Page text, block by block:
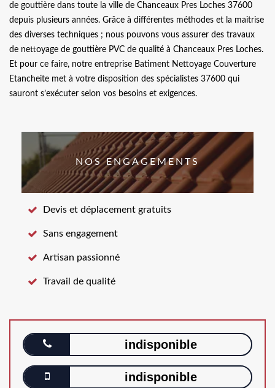
de gouttière dans toute la ville de Chanceaux Pres Loches 37600
depuis plusieurs années. Grâce à différentes méthodes et la maitrise
des diverses techniques ; nous pouvons vous assurer des travaux
de nettoyage de gouttière PVC de qualité à Chanceaux Pres Loches.
Et pour ce faire, notre entreprise Batiment Nettoyage Couverture
Etancheite met à votre disposition des spécialistes 37600 qui
sauront s’exécuter selon vos besoins et exigences.
NOS ENGAGEMENTS
Devis et déplacement gratuits
Sans engagement
Artisan passionné
Travail de qualité
indisponible
indisponible